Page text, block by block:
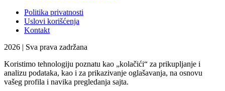
Politika privatnosti
Uslovi korišćenja
Kontakt
2026 | Sva prava zadržana
Koristimo tehnologiju poznatu kao „kolačići“ za prikupljanje i
analizu podataka, kao i za prikazivanje oglašavanja, na osnovu
vašeg profila i navika pregledanja sajta.